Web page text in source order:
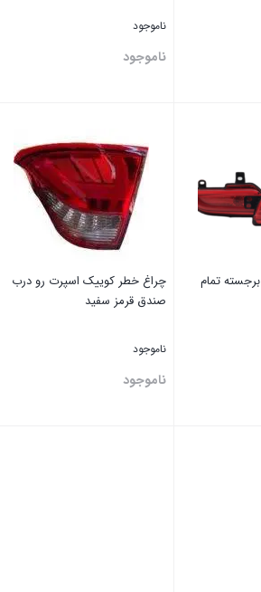
ناموجود
ناموجود
‏مه شکن عقب ‏207 برجسته تمام
چراغ خطر کوییک اسپرت رو درب
صندق قرمز سفید
ناموجود
ناموجود